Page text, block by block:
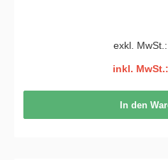
exkl.
inkl.
In den